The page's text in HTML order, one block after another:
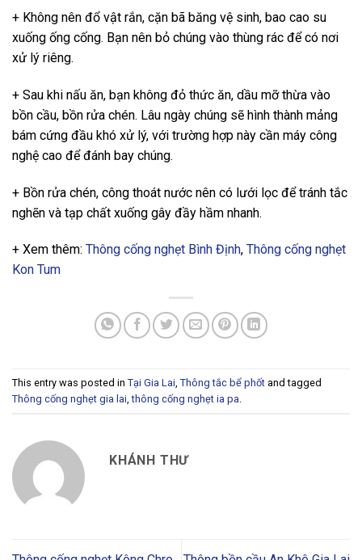
+ Không nên đổ vật rắn, cặn bã băng vệ sinh, bao cao su
xuống ống cống. Bạn nên bỏ chúng vào thùng rác để có nơi
xử lý riêng.
+ Sau khi nấu ăn, bạn không đỏ thức ăn, dầu mỡ thừa vào
bồn cầu, bồn rửa chén. Lâu ngày chúng sẽ hình thành mảng
bám cứng đầu khó xử lý, với trường hợp này cần máy công
nghệ cao để đánh bay chúng.
+ Bồn rửa chén, công thoát nước nên có lưới lọc để tránh tắc
nghẽn và tạp chất xuống gây đầy hầm nhanh.
+ Xem thêm: Thông cống nghẹt Bình Định, Thông cống nghẹt
Kon Tum
This entry was posted in Tại Gia Lai Thông tắc bể phốt and tagged
Thông cống nghẹt gia lai ,thông cống nghẹt ia pa
KHÁNH THƯ